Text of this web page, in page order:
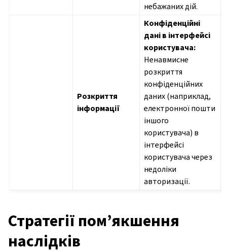
небажаних дій.
Розкриття
інформації
Конфіденційні
дані в інтерфейсі
користувача:
Ненавмисне
розкриття
конфіденційних
даних (наприклад,
електронної пошти
іншого
користувача) в
інтерфейсі
користувача через
недоліки
авторизації.
Стратегії пом’якшення
наслідків